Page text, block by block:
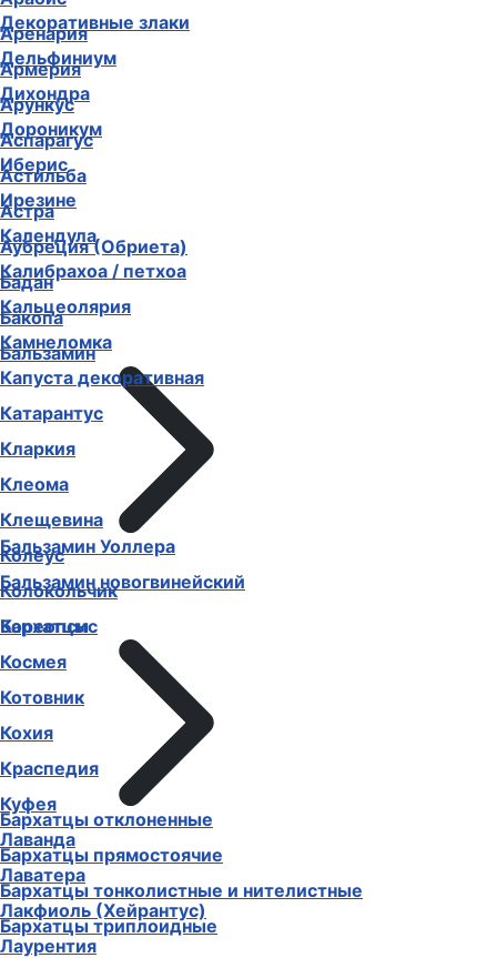
Аренария
Армерия
Арункус
Аспарагус
Астильба
Астра
Аубреция (Обриета)
Бадан
Бакопа
Бальзамин
Бальзамин Уоллера
Бальзамин новогвинейский
Бархатцы
Бархатцы отклоненные
Бархатцы прямостоячие
Бархатцы тонколистные и нителистные
Бархатцы триплоидные
Декоративные злаки
Дельфиниум
Дихондра
Дороникум
Иберис
Ирезине
Календула
Калибрахоа / петхоа
Кальцеолярия
Камнеломка
Капуста декоративная
Катарантус
Кларкия
Клеома
Клещевина
Колеус
Колокольчик
Кореопсис
Космея
Котовник
Кохия
Краспедия
Куфея
Лаванда
Лаватера
Лакфиоль (Хейрантус)
Лаурентия